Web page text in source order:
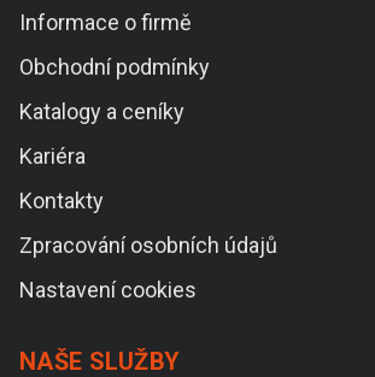
Informace o firmě
Obchodní podmínky
Katalogy a ceníky
Kariéra
Kontakty
Zpracování osobních údajů
Nastavení cookies
NAŠE SLUŽBY